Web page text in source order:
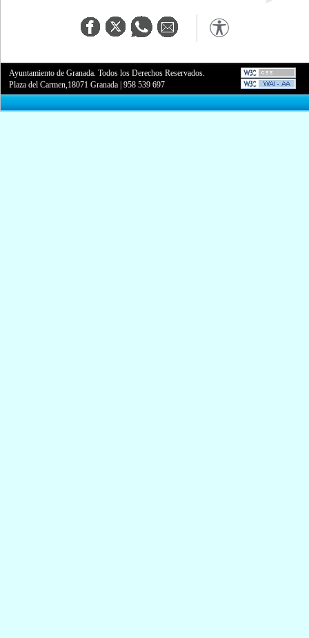
Ayuntamiento de Granada. Todos los Derechos Reservados.
Plaza del Carmen,18071 Granada |958 539 697